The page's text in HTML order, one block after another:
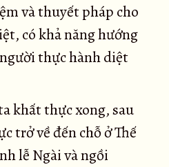
và thuyết pháp cho
có khả năng hướng
thực hành diệt
khất thực xong, sau
trở về đến chỗ ở Thế
lễ Ngài và ngồi